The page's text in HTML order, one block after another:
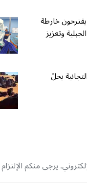
خارطة
وتعزيز
يحلّ
يرجى منكم الإلتزام